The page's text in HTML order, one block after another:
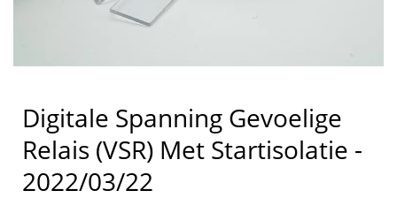
Digitale Spanning Gevoelige
Relais (VSR) Met Startisolatie -
2022/03/22